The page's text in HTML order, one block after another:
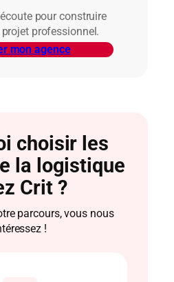
pour construire
professionnel.
mon agence
choisir les
la logistique
Crit ?
parcours, vous nous
!